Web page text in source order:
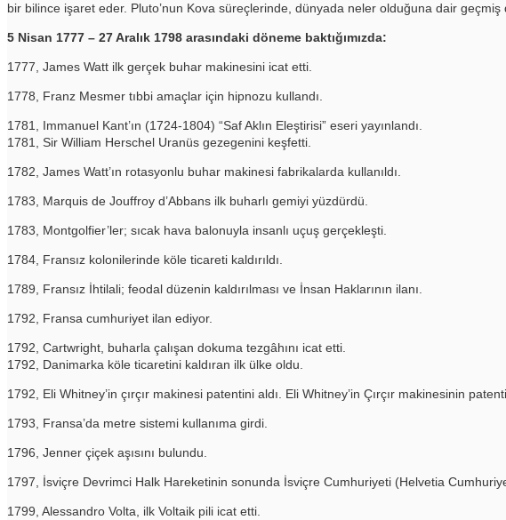
bir bilince işaret eder. Pluto’nun Kova süreçlerinde, dünyada neler olduğuna dair
5 Nisan 1777 – 27 Aralık 1798 arasındaki döneme baktığımızda:
1777, James Watt ilk gerçek buhar makinesini icat etti.
1778, Franz Mesmer tıbbi amaçlar için hipnozu kullandı.
1781, Immanuel Kant’ın (1724-1804) “Saf Aklın Eleştirisi” eseri yayınlandı.
1781, Sir William Herschel Uranüs gezegenini keşfetti.
1782, James Watt’ın rotasyonlu buhar makinesi fabrikalarda kullanıldı.
1783, Marquis de Jouffroy d’Abbans ilk buharlı gemiyi yüzdürdü.
1783, Montgolfier’ler; sıcak hava balonuyla insanlı uçuş gerçekleşti.
1784, Fransız kolonilerinde köle ticareti kaldırıldı.
1789, Fransız İhtilali; feodal düzenin kaldırılması ve İnsan Haklarının ilanı.
1792, Fransa cumhuriyet ilan ediyor.
1792, Cartwright, buharla çalışan dokuma tezgâhını icat etti.
1792, Danimarka köle ticaretini kaldıran ilk ülke oldu.
1792, Eli Whitney’in çırçır makinesi patentini aldı. Eli Whitney’in Çırçır makinesinin
1793, Fransa’da metre sistemi kullanıma girdi.
1796, Jenner çiçek aşısını bulundu.
1797, İsviçre Devrimci Halk Hareketinin sonunda İsviçre Cumhuriyeti (Helvetia
1799, Alessandro Volta, ilk Voltaik pili icat etti.